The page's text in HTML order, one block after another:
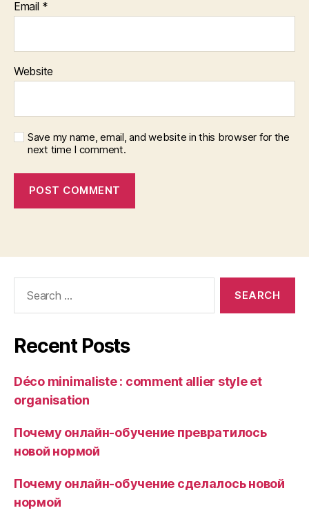
Email *
Website
Save my name, email, and website in this browser for the
next time I comment.
Recent Posts
Déco minimaliste : comment allier style et
organisation
Почему онлайн-обучение превратилось
новой нормой
Почему онлайн-обучение сделалось новой
нормой